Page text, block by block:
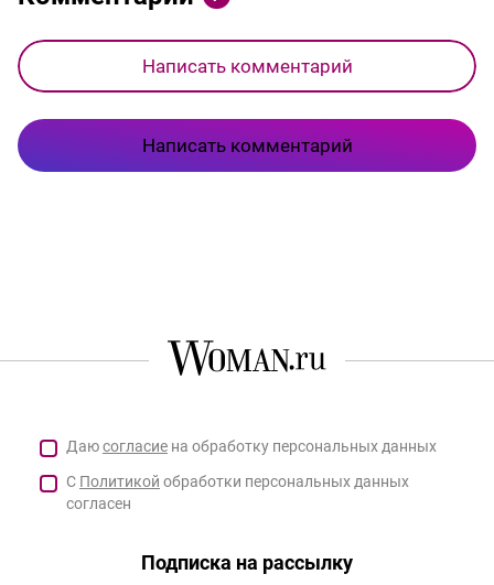
Написать комментарий
Написать комментарий
Даюсогласие на обработку персональных данных
С Политикой обработки персональных данных
согласен
Подписка на рассылку